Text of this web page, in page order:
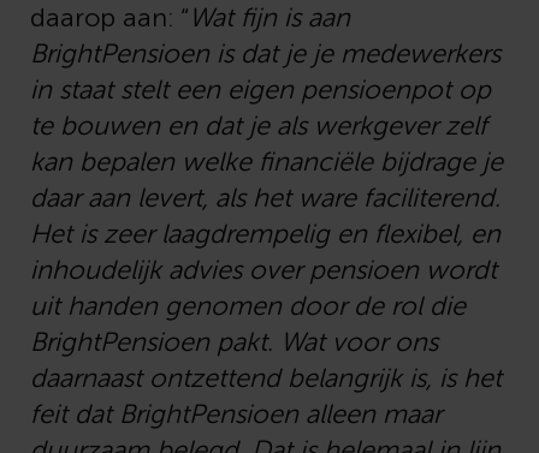
daarop aan: “ Wat fijn is aan
BrightPensioen is dat je je medewerkers
in staat stelt een eigen pensioenpot op
te bouwen en dat je als werkgever zelf
kan bepalen welke financiële bijdrage je
daar aan levert, als het ware faciliterend.
Het iszeer laagdrempelig en flexibel, en
inhoudelijk advies over pensioen wordt
uit handen genomen door de rol die
BrightPensioen pakt. Wat voor ons
daarnaast ontzettend belangrijk is, is het
feit dat BrightPensioen alleen maar